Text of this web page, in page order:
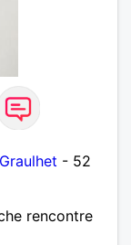
- 52
rencontre